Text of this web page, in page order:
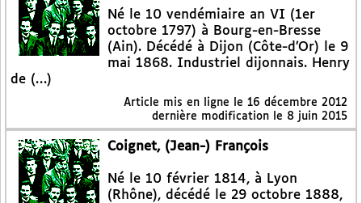
Né le 10 vendémiaire an VI (1er
octobre 1797) à Bourg-en-Bresse
(Ain). Décédé à Dijon (Côte-d’Or) le 9
mai 1868. Industriel dijonnais. Henry
de (…)
Article mis en ligne le 16 décembre 2012
dernière modification le 8 juin 2015
Coignet, (Jean-) François
Né le 10 février 1814, à Lyon
(Rhône), décédé le 29 octobre 1888,